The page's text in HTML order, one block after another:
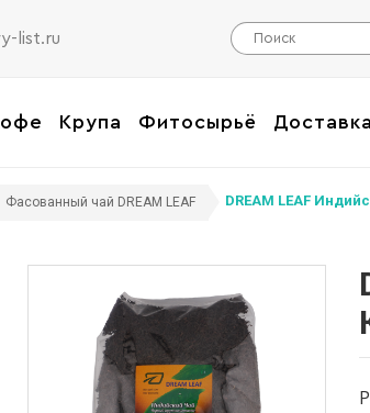
list.ru
Крупа Фитосырьё
Фасованный чай DREAM LEAF DREAM LEAF